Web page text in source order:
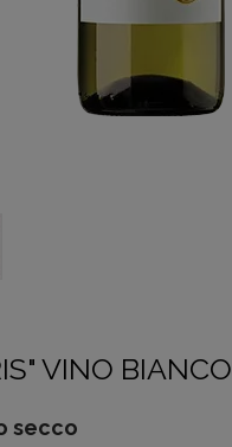
VINO BIANCO
secco